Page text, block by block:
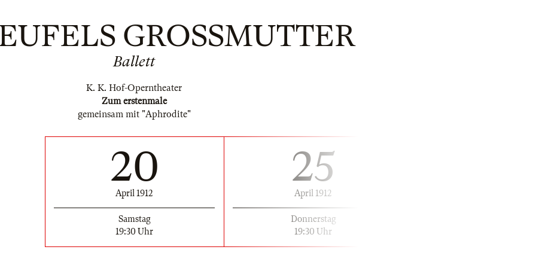
GROSSMUTTER
Ballett
K. K. Hof-Operntheater
Zum erstenmale
gemeinsam mit "Aphrodite"
20
April 1912
Samstag
19:30 Uhr
25
April 1912
Donnerstag
19:30 Uhr